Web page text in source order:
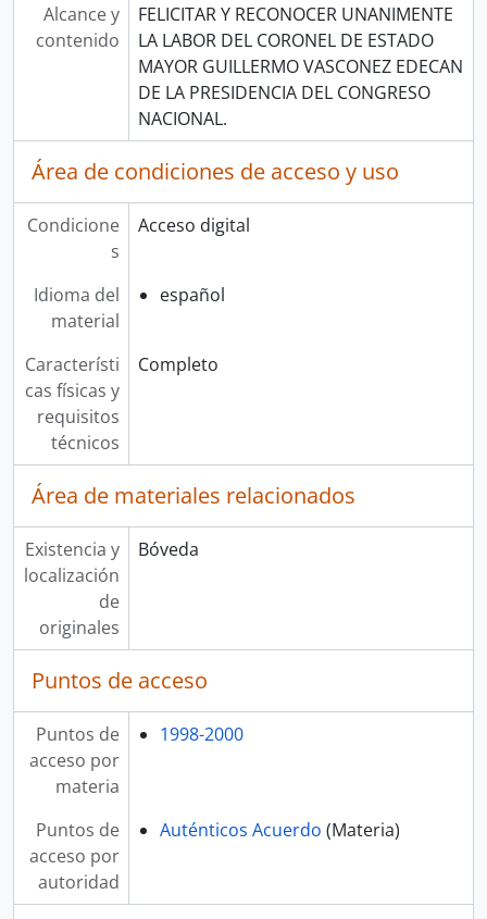
Alcance y
contenido
FELICITAR Y RECONOCER UNANIMENTE
LA LABOR DEL CORONEL DE ESTADO
MAYOR GUILLERMO VASCONEZ EDECAN
DE LA PRESIDENCIA DEL CONGRESO
NACIONAL.
Área de condiciones de acceso y uso
Condicione
s
Acceso digital
Idioma del
material
español
Característi
cas físicas y
requisitos
técnicos
Completo
Área de materiales relacionados
Existencia y
localización
de
originales
Bóveda
Puntos de acceso
Puntos de
acceso por
materia
1998-2000
Puntos de
acceso por
autoridad
Auténticos Acuerdo (Materia)